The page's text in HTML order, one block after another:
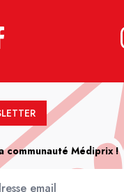
communauté Médiprix !